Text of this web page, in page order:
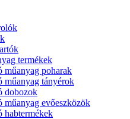
termékek
műanyag poharak
műanyag tányérok
dobozok
műanyag evőeszközök
habtermékek